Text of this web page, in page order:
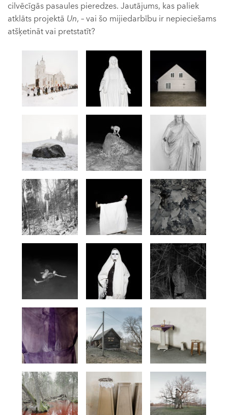
cilvēcīgās pasaules pieredzes. Jautājums, kas paliek
atklāts projektā Un, – vai šo mijiedarbību ir nepieciešams
atšķetināt vai pretstatīt?